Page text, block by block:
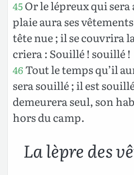
45Or le lépreux qui
plaie aura ses
tête nue ; il se couvrira
criera : Souillé ! souillé !
46 Tout le temps qu’il
sera souillé ; il est
demeurera seul, son
hors du camp.
La lèpre des